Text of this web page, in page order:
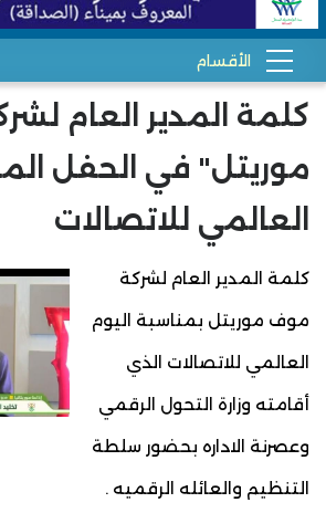
كلمة المدير العام
موريتل" في الحفل
العالمي للاتصالات
كلمة المدير العام لشركة
موف موريتل بمناسبة اليوم
العالمي للاتصالات الذي
أقامته وزارة التحول الرقمي
وعصرنة الاداره بحضور سلطة
التنظيم والعائله الرقميه .